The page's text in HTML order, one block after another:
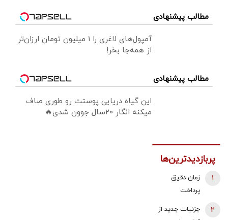
مطالب پیشنهادی
آمپول‌های لاغری را ۱ میلیون تومان ارزان‌تر
از همه‌جا بخر!
مطالب پیشنهادی
این گیاه دریایی پوستت رو طوری صاف
میکنه انگار 20سال جوون شدی🔥
پربازدیدترین‌ها
زمان دقیق
پرداخت
بازنشستگان
1
جزئیات جدید از
2